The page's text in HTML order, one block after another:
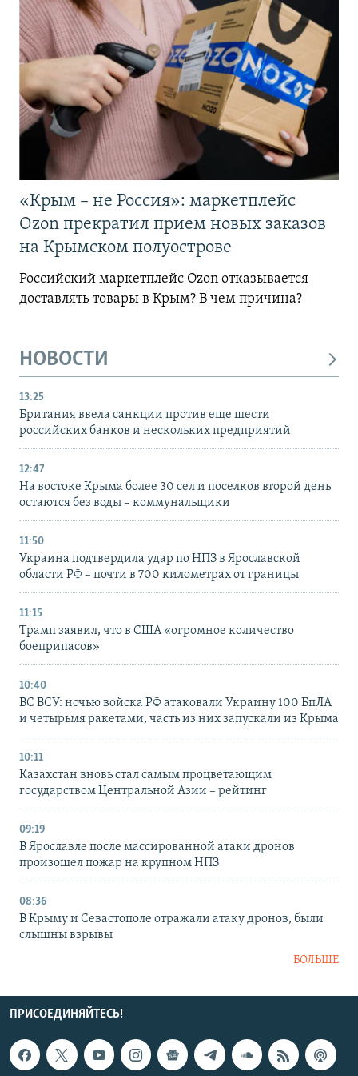
«Крым – не Россия»: маркетплейс
Ozon прекратил прием новых заказов
на Крымском полуострове
Российский маркетплейс Ozon отказывается
доставлять товары в Крым? В чем причина?
НОВОСТИ
13:25
Британия ввела санкции против еще шести
российских банков и нескольких предприятий
12:47
На востоке Крыма более 30 сел и поселков второй день
остаются без воды – коммунальщики
11:50
Украина подтвердила удар по НПЗ в Ярославской
области РФ – почти в 700 километрах от границы
11:15
Трамп заявил, что в США «огромное количество
боеприпасов»
10:40
ВС ВСУ: ночью войска РФ атаковали Украину 100 БпЛА
и четырьмя ракетами, часть из них запускали из Крыма
10:11
Казахстан вновь стал самым процветающим
государством Центральной Азии – рейтинг
09:19
В Ярославле после массированной атаки дронов
произошел пожар на крупном НПЗ
08:36
В Крыму и Севастополе отражали атаку дронов, были
слышны взрывы
БОЛЬШЕ
ПРИСОЕДИНЯЙТЕСЬ!